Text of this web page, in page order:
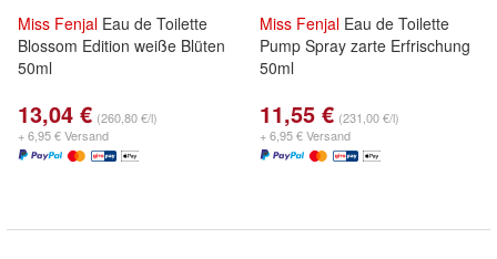
Miss Fenjal Eau de Toilette
Blossom Edition weiße Blüten
50ml
13,04 € (260,80 €/l)
+ 6,95 € Versand
Miss Fenjal Eau de Toilette
Pump Spray zarte Erfrischung
50ml
11,55 € (231,00 €/l)
+ 6,95 € Versand